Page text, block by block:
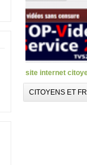
site internet
CITOYENS ET